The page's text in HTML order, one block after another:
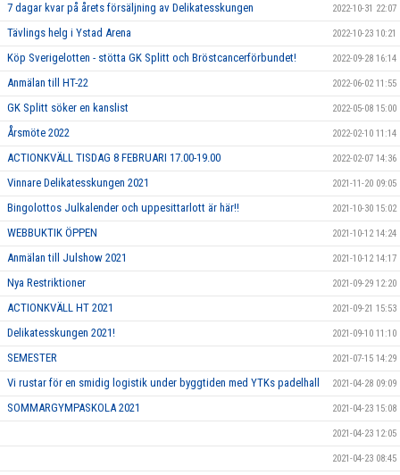
7 dagar kvar på årets försäljning av Delikatesskungen 2022-10-31 22:07
Tävlings helg i Ystad Arena 2022-10-23 10:21
Köp Sverigelotten - stötta GK Splitt och Bröstcancerförbundet! 2022-09-28 16:14
Anmälan till HT-22 2022-06-02 11:55
GK Splitt söker en kanslist 2022-05-08 15:00
Årsmöte 2022 2022-02-10 11:14
ACTIONKVÄLL TISDAG 8 FEBRUARI 17.00-19.00 2022-02-07 14:36
Vinnare Delikatesskungen 2021 2021-11-20 09:05
Bingolottos Julkalender och uppesittarlott är här!! 2021-10-30 15:02
WEBBUKTIK ÖPPEN 2021-10-12 14:24
Anmälan till Julshow 2021 2021-10-12 14:17
Nya Restriktioner 2021-09-29 12:20
ACTIONKVÄLL HT 2021 2021-09-21 15:53
Delikatesskungen 2021! 2021-09-10 11:10
SEMESTER 2021-07-15 14:29
Vi rustar för en smidig logistik under byggtiden med YTKs padelhall 2021-04-28 09:09
SOMMARGYMPASKOLA 2021 2021-04-23 15:08
2021-04-23 12:05
2021-04-23 08:45